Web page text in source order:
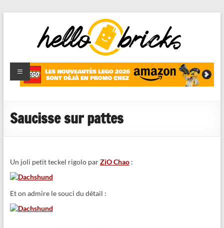
HelloBricks
Blog LEGO,
nouveaut�s
reviews
Saucisse sur pattes
Un joli petit teckel rigolo parZiO Chao:
Et on admire le souci du détail :